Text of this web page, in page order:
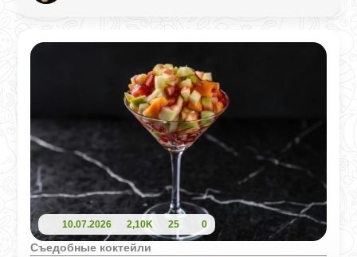
они готовы уже через 2-3 дня. Отлично
подходят к мясу, картофелю, бутербродам
10.07.2026 2,10K 25 0
Съедобные коктейли